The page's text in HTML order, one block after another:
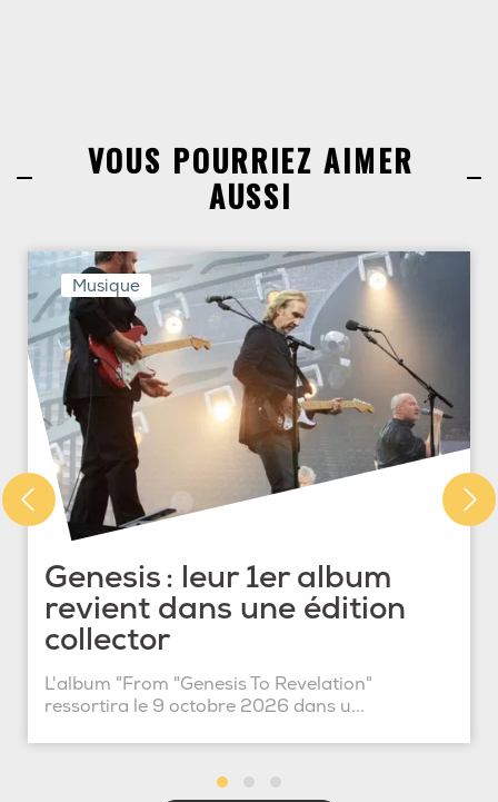
VOUS POURRIEZ AIMER
AUSSI
Musique
Genesis : leur 1er album
revient dans une édition
collector
L'album "From "Genesis To Revelation"
ressortira le 9 octobre 2026 dans u...